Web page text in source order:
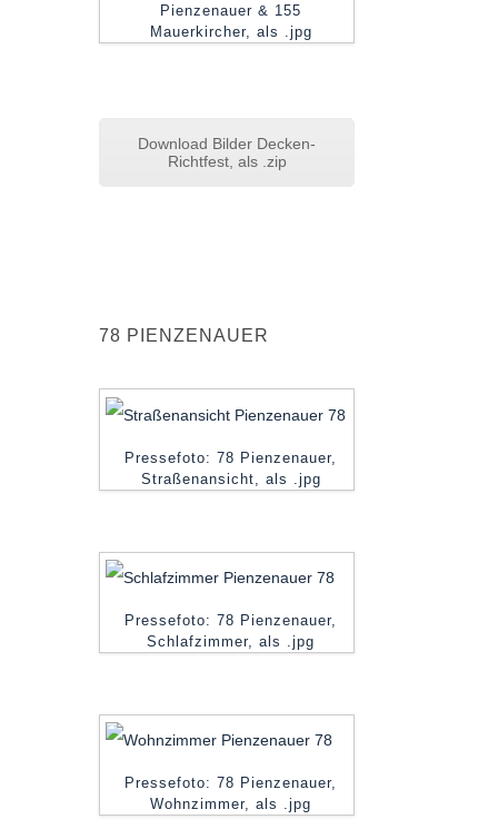
Pienzenauer & 155
Mauerkircher, als .jpg
Download Bilder Decken-
Richtfest, als .zip
78 PIENZENAUER
Pressefoto: 78 Pienzenauer,
Straßenansicht, als .jpg
Pressefoto: 78 Pienzenauer,
Schlafzimmer, als .jpg
Pressefoto: 78 Pienzenauer,
Wohnzimmer, als .jpg